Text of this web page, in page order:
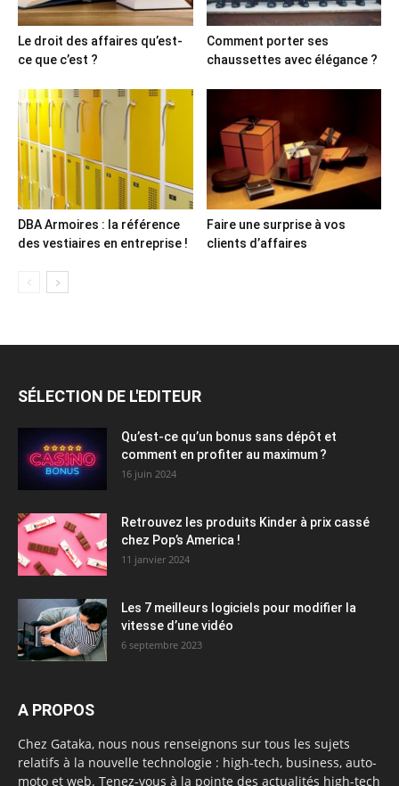
Le droit des affaires qu’est-
ce que c’est ?
Comment porter ses
chaussettes avec élégance ?
DBA Armoires : la référence
des vestiaires en entreprise !
Faire une surprise à vos
clients d’affaires
SÉLECTION DE L'EDITEUR
Qu’est-ce qu’un bonus sans dépôt et
comment en profiter au maximum ?
16 juin 2024
Retrouvez les produits Kinder à prix cassé
chez Pop’s America !
11 janvier 2024
Les 7 meilleurs logiciels pour modifier la
vitesse d’une vidéo
6 septembre 2023
A PROPOS
Chez Gataka, nous nous renseignons sur tous les sujets
relatifs à la nouvelle technologie : high-tech, business, auto-
moto et web. Tenez-vous à la pointe des actualités high-tech